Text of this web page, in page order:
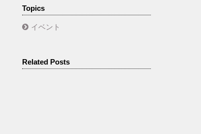
Topics
イベント
Related Posts